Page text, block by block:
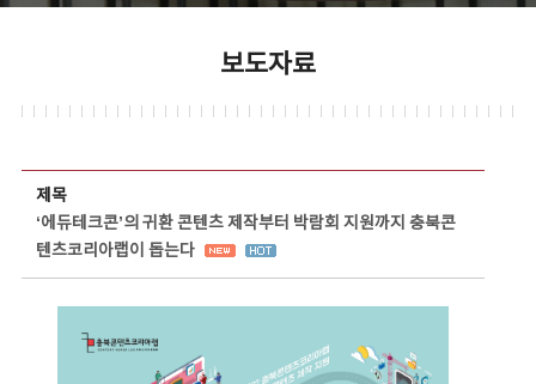
보도자료
제목
‘에듀테크콘’의 귀환 콘텐츠 제작부터 박람회 지원까지 충북콘
텐츠코리아랩이 돕는다